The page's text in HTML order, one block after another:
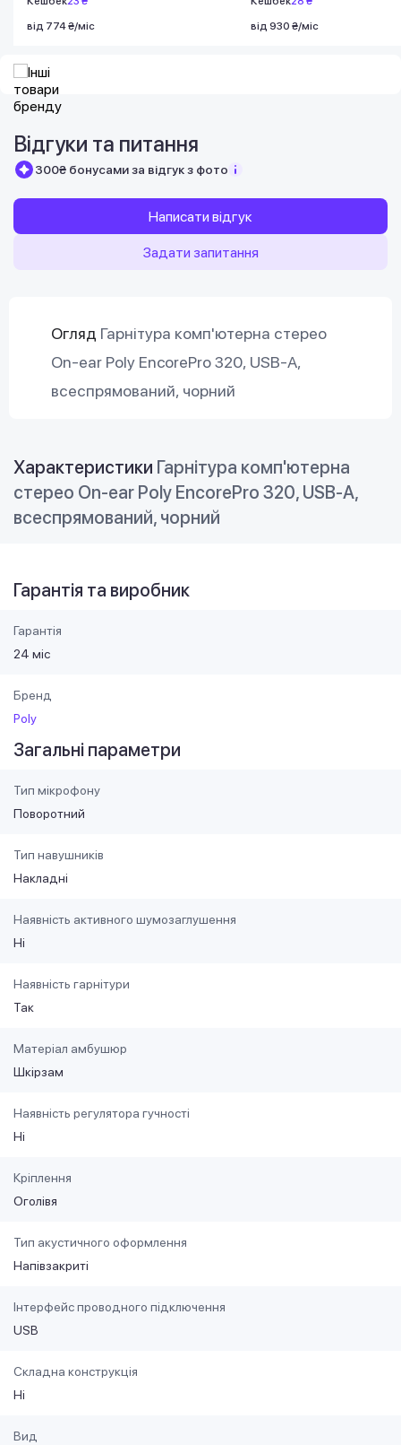
від 774 ₴/міс
від 930 ₴/міс
Відгуки та питання
300₴ бонусами за відгук з фото
Написати відгук
Задати запитання
Огляд Гарнітура комп'ютерна стерео
On-ear Poly EncorePro 320, USB-A,
всеспрямований, чорний
Характеристики Гарнітура комп'ютерна
стерео On-ear Poly EncorePro 320, USB-A,
всеспрямований, чорний
Гарантія та виробник
Гарантія
24 міс
Бренд
Poly
Загальні параметри
Тип мікрофону
Поворотний
Тип навушників
Накладні
Наявність активного шумозаглушення
Ні
Наявність гарнітури
Так
Матеріал амбушюр
Шкірзам
Наявність регулятора гучності
Ні
Кріплення
Оголівя
Тип акустичного оформлення
Напівзакриті
Інтерфейс проводного підключення
USB
Складна конструкція
Ні
Вид